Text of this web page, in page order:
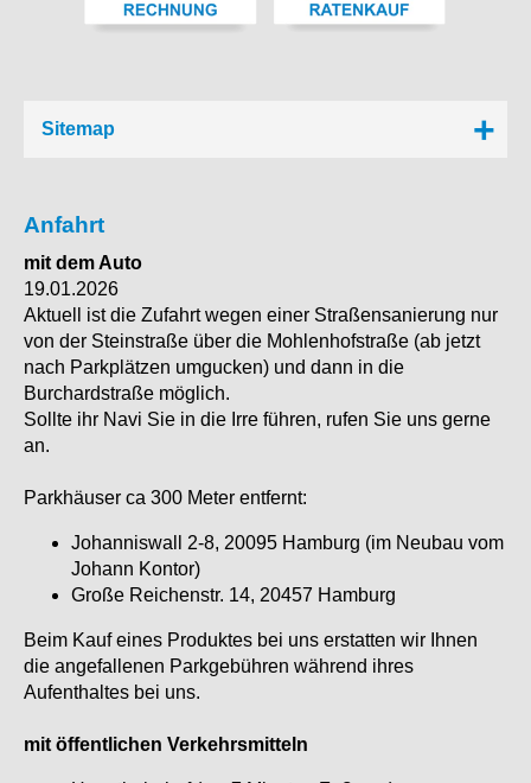
Sitemap
Anfahrt
mit dem Auto
19.01.2026
Aktuell ist die Zufahrt wegen einer Straßensanierung nur
von der Steinstraße über die Mohlenhofstraße (ab jetzt
nach Parkplätzen umgucken) und dann in die
Burchardstraße möglich.
Sollte ihr Navi Sie in die Irre führen, rufen Sie uns gerne
an.
Parkhäuser ca 300 Meter entfernt:
Johanniswall 2-8, 20095 Hamburg (im Neubau vom
Johann Kontor)
Große Reichenstr. 14, 20457 Hamburg
Beim Kauf eines Produktes bei uns erstatten wir Ihnen
die angefallenen Parkgebühren während ihres
Aufenthaltes bei uns.
mit öffentlichen Verkehrsmitteln